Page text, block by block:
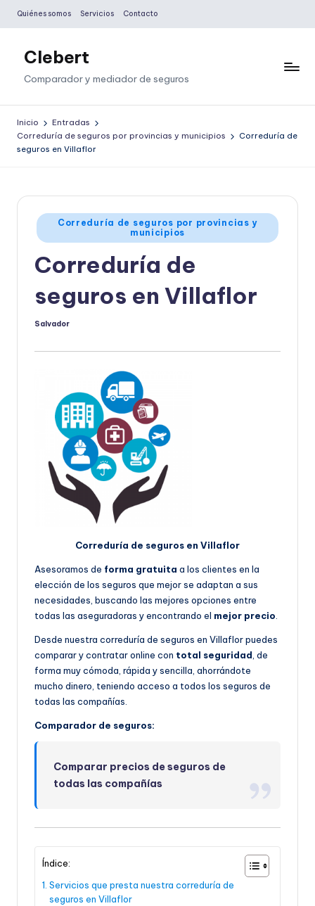
Saltar
contenido
Quiénes somos Servicios Contacto
Clebert
Comparador y mediador de seguros
Inicio
Entradas
Correduría de seguros por provincias y municipios
Correduría de
seguros en Villaflor
Publicado
en
Correduría de seguros por provincias y
municipios
Correduría de
seguros en Villaflor
Publicado
Salvador
Correduría de seguros en Villaflor
Asesoramos de forma gratuita a los clientes en la
elección de los seguros que mejor se adaptan a sus
necesidades, buscando las mejores opciones entre
todas las aseguradoras y encontrando el mejor precio.
Desde nuestra correduría de seguros en Villaflor puedes
comparar y contratar online con total seguridad, de
forma muy cómoda, rápida y sencilla, ahorrándote
mucho dinero, teniendo acceso a todos los seguros de
todas las compañías.
Comparador de seguros:
Comparar precios de seguros de
todas las compañías
Índice:
Servicios que presta nuestra correduría de
seguros en Villaflor